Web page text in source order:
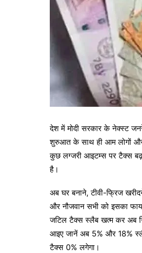
देश में मोदी सरकार के नेक्स्ट
शुरुआत के साथ ही आम लोगों और
कुछ लग्जरी आइटम्स पर टैक्स
है।
अब घर बनाने, टीवी-फ्रिज
और नौजवान सभी को इसका
जटिल टैक्स स्लैब खत्म कर अब
आइए जानें अब 5% और 18%
टैक्स 0% लगेगा।